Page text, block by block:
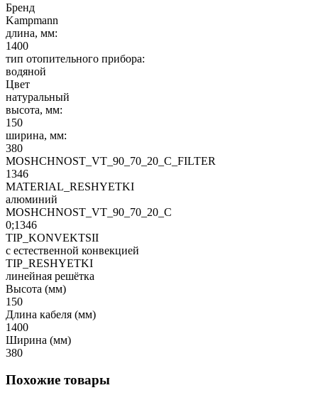
Бренд
Kampmann
длина, мм:
1400
тип отопительного прибора:
водяной
Цвет
натуральный
высота, мм:
150
ширина, мм:
380
MOSHCHNOST_VT_90_70_20_C_FILTER
1346
MATERIAL_RESHYETKI
алюминий
MOSHCHNOST_VT_90_70_20_C
0;1346
TIP_KONVEKTSII
с естественной конвекцией
TIP_RESHYETKI
линейная решётка
Высота (мм)
150
Длина кабеля (мм)
1400
Ширина (мм)
380
Похожие товары